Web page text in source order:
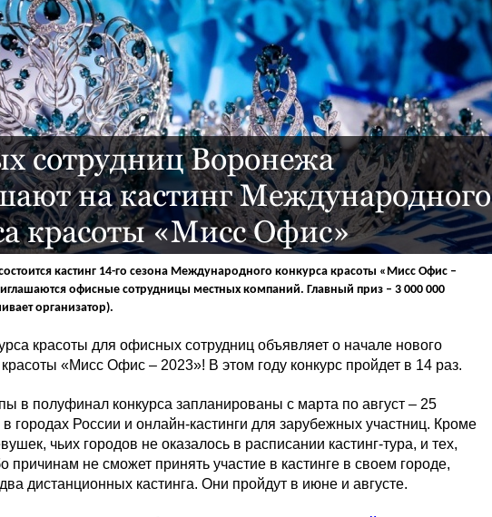
сотрудниц Воронежа
на кастинг Международного
красоты «Мисс Офис»
кастинг 14-го сезона Международного конкурса красоты «Мисс Офис –
офисные сотрудницы местных компаний. Главный приз – 3 000 000
организатор).
красоты для офисных сотрудниц объявляет о начале нового
красоты «Мисс Офис – 2023»! В этом году конкурс пройдет в 14 раз.
в полуфинал конкурса запланированы с марта по август – 25
в городах России и онлайн-кастинги для зарубежных участниц. Кроме
чьих городов не оказалось в расписании кастинг-тура, и тех,
причинам не сможет принять участие в кастинге в своем городе,
дистанционных кастинга. Они пройдут в июне и августе.